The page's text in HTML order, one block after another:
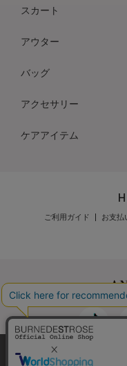
スカート
アウター
バッグ
アクセサリー
ケアアイテム
ご利用ガイド お支払
弊社はCookieを利用し、
最新の在